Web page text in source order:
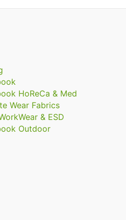
HoReCa & Med
Wear Fabrics
& ESD
Outdoor